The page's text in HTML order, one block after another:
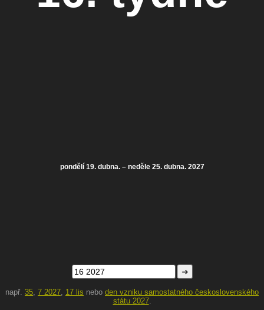
pondělí 19. dubna. – neděle 25. dubna. 2027
➜
např. 35, 7 2027, 17 lis nebo den vzniku samostatného československého
státu 2027.